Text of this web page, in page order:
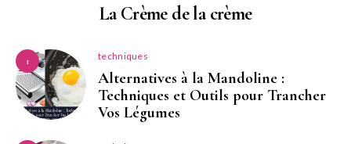
La Crème de la crème
1 techniques
Alternatives à la Mandoline :
Techniques et Outils pour Trancher
Vos Légumes